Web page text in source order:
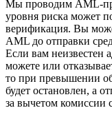
Мы проводим AML-
уровня риска может
верификация. Вы
AML до отправки
Если вам неизвестен
можете или
то при превышении
будет остановлен, а
за вычетом комиссии